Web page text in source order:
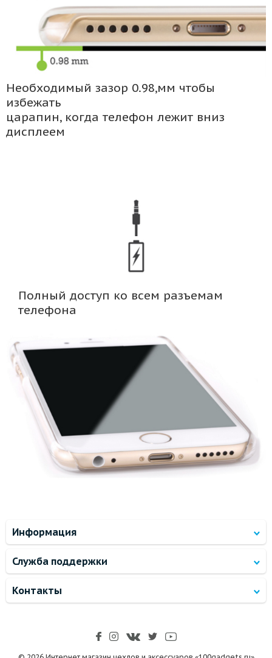
Необходимый зазор 0.98,мм чтобы
избежать
царапин, когда телефон лежит вниз
дисплеем
Полный доступ ко всем разъемам
телефона
Информация
Служба поддержки
Контакты